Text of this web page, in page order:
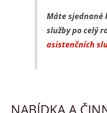
Máte
služby po celý
asistenčních